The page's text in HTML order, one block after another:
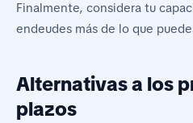
Finalmente, considera tu
endeudes más de lo que
Alternativas a los
plazos